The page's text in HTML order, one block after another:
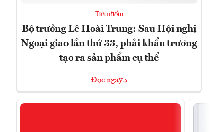
Bộ trưởng Lê Hoài Trung: Sau Hội nghị
Ngoại giao lần thứ 33, phải khẩn trương
tạo ra sản phẩm cụ thể